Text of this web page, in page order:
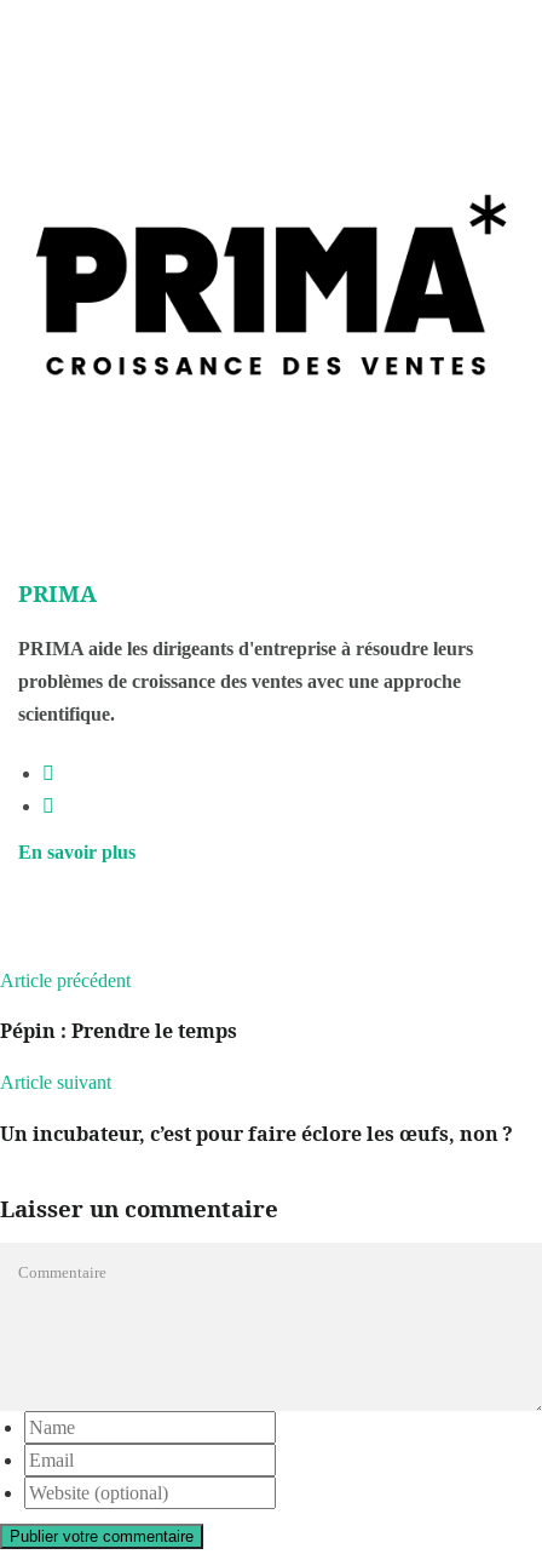
PRIMA
PRIMA aide les dirigeants d'entreprise à résoudre leurs
problèmes de croissance des ventes avec une approche
scientifique.
En savoir plus
Article précédent
Pépin : Prendre le temps
Article suivant
Un incubateur, c’est pour faire éclore les œufs, non ?
Laisser un commentaire
Publier votre commentaire